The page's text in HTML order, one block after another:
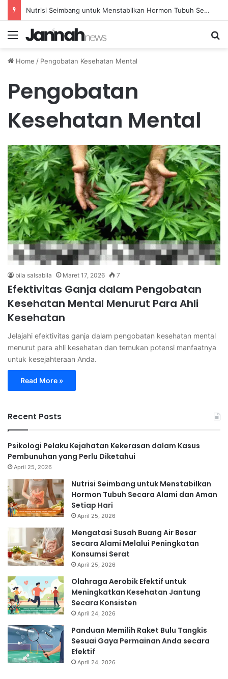
Mengatasi Susah Buang Air Besar Secara Alami Melalui Peningkatan Konsumsi Serat
Menu
Home / Pengobatan Kesehatan Mental
Pengobatan
Kesehatan Mental
bila salsabila Maret 17, 2026 7
Efektivitas Ganja dalam Pengobatan
Kesehatan Mental Menurut Para Ahli
Kesehatan
Jelajahi efektivitas ganja dalam pengobatan kesehatan mental
menurut para ahli kesehatan dan temukan potensi manfaatnya
untuk kesejahteraan Anda.
Read More »
Recent Posts
Psikologi Pelaku Kejahatan Kekerasan dalam Kasus
Pembunuhan yang Perlu Diketahui
April 25, 2026
Nutrisi Seimbang untuk Menstabilkan
Hormon Tubuh Secara Alami dan Aman
Setiap Hari
April 25, 2026
Mengatasi Susah Buang Air Besar
Secara Alami Melalui Peningkatan
Konsumsi Serat
April 25, 2026
Olahraga Aerobik Efektif untuk
Meningkatkan Kesehatan Jantung
Secara Konsisten
April 24, 2026
Panduan Memilih Raket Bulu Tangkis
Sesuai Gaya Permainan Anda secara
Efektif
April 24, 2026